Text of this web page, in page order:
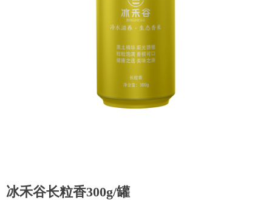
冰禾谷长粒香300g/罐